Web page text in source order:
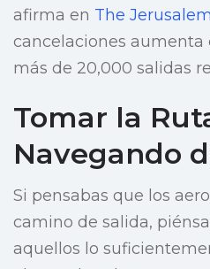
afirma en The
cancelaciones aumenta
más de 20,000 salidas
Tomar la
Navegando
Si pensabas que los
camino de salida,
aquellos lo